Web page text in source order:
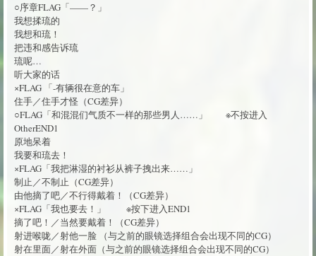
○序章FLAG「——？」
我想揉琉的
我想和琉！
把违和感告诉琉
琉呢…
听大家的话
×FLAG 「-有辆很在意的车」
住手／住手才怪（CG差异）
○FLAG「和混混们气质不一样的那些男人……」 ※不按进入
OtherEND1
原地呆着
我要和琉去！
×FLAG「我把淋湿的衬衫从裤子拽出来……」
制止／不制止（CG差异）
由他摘了吧／不行得戴着！（CG差异）
×FLAG「我也要去！」 ※按下进入END1
摘了吧！／当然要戴着！（CG差异）
射进喉咙／射他一脸 （与之前的眼镜选择组合会出现不同的CG）
射在里面／射在外面（与之前的眼镜选择组合会出现不同的CG）